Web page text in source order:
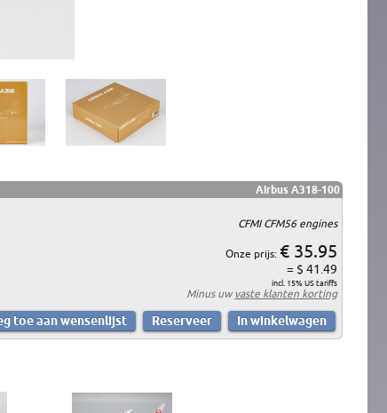
Airbus A318-100
CFMI CFM56 engines
Onze prijs: € 35.95
= $ 41.49
incl. 15% US tariffs
Minus uwvaste klanten korting